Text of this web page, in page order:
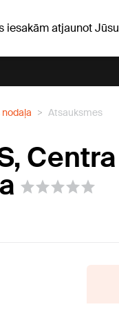
atjaunot
Atsauksmes
Centra